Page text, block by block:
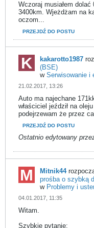
Wczoraj musiałem
3400km. Wjeżdżam na
oczom...
PRZEJDŹ DO POSTU
kakarotto1987
(BSE)
w Serwisowanie i
21.02.2017, 13:26
Auto ma najechane
właściciel jeździł na
podejrzewam że przez
PRZEJDŹ DO POSTU
Ostatnio edytowany
Mitnik44
prośba o szybką
w Problemy i
04.01.2017, 11:35
Witam.
Szybkie pytanie: